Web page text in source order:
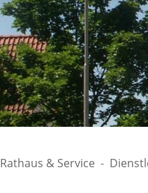
Rathaus & Service